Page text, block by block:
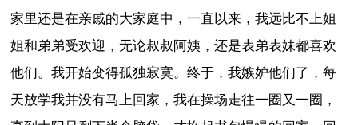
家里还是在亲戚的大家庭中，一直以来，我远比不上姐
姐和弟弟受欢迎，无论叔叔阿姨，还是表弟表妹都喜欢
他们。我开始变得孤独寂寞。终于，我嫉妒他们了，每
天放学我并没有马上回家，我在操场走往一圈又一圈，